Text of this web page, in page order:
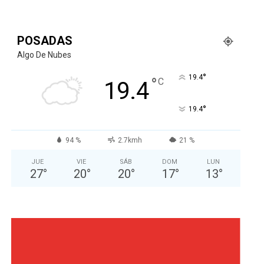
POSADAS
Algo De Nubes
19.4°C 19.4°
19.4°
94 % 2.7kmh 21 %
JUE
27°
VIE
20°
SÁB
20°
DOM
17°
LUN
13°